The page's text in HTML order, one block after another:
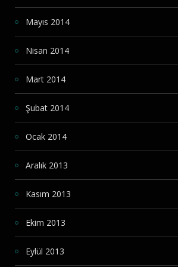
Mayıs 2014
Nisan 2014
Mart 2014
Şubat 2014
Ocak 2014
Aralık 2013
Kasım 2013
Ekim 2013
Eylül 2013